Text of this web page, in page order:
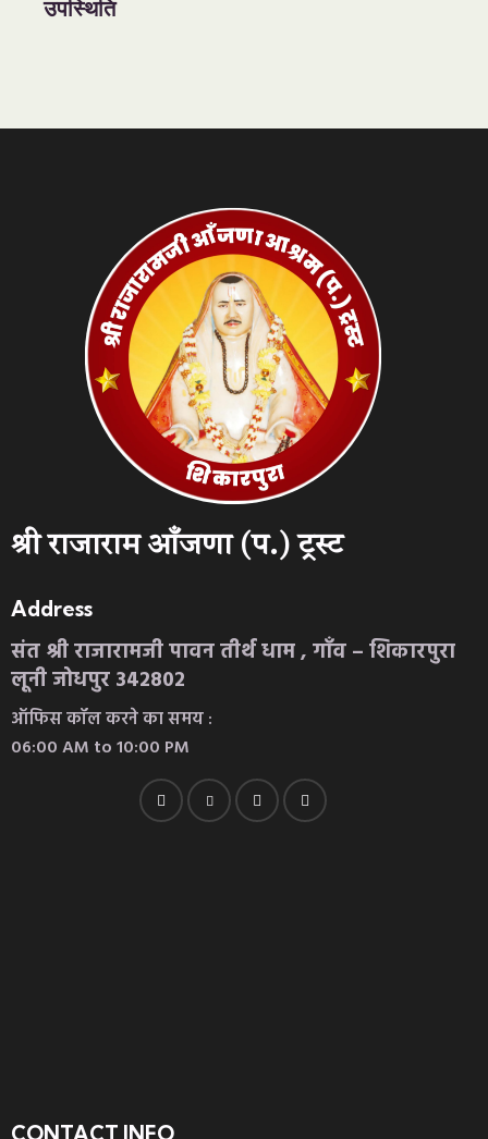
उपस्थिति
श्री राजाराम आँजणा (प.) ट्रस्ट
Address
संत श्री राजारामजी पावन तीर्थ धाम , गाँव – शिकारपुरा
लूनी जोधपुर 342802
ऑफिस कॉल करने का समय :
06:00 AM to 10:00 PM